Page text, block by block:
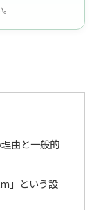
由と一般的
」という設